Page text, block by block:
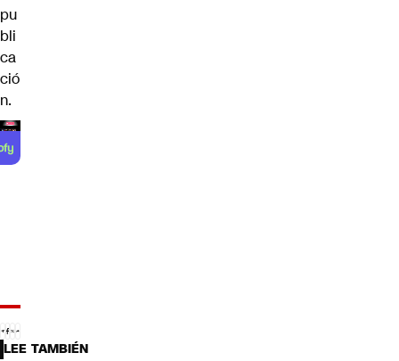
pu
bli
ca
ció
n.
LEE TAMBIÉN